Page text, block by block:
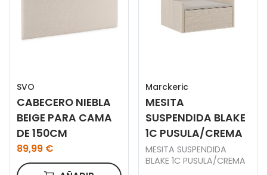
SVO
CABECERO NIEBLA
BEIGE PARA CAMA
DE 150CM
89,99 €
Marckeric
MESITA
SUSPENDIDA BLAKE
1C PUSULA/CREMA
MESITA SUSPENDIDA
BLAKE 1C PUSULA/CREMA